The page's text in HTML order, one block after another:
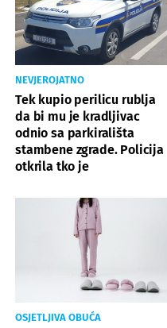
NEVJEROJATNO
Tek kupio perilicu rublja
da bi mu je kradljivac
odnio sa parkirališta
stambene zgrade. Policija
otkrila tko je
OSJETLJIVA OBUĆA